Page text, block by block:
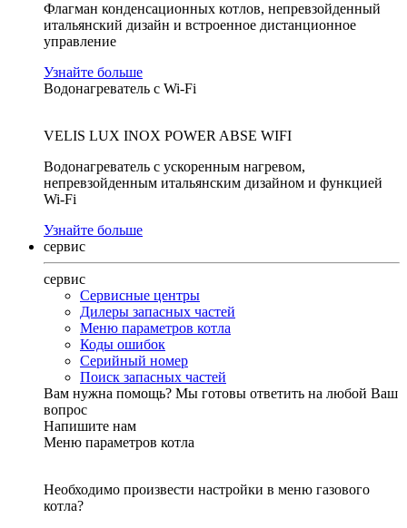
Флагман конденсационных котлов, непревзойденный
итальянский дизайн и встроенное дистанционное
управление
Узнайте больше
Водонагреватель с Wi-Fi
VELIS LUX INOX POWER ABSE WIFI
Водонагреватель с ускоренным нагревом,
непревзойденным итальянским дизайном и функцией
Wi-Fi
Узнайте больше
сервис
сервис
Сервисные центры
Дилеры запасных частей
Меню параметров котла
Коды ошибок
Серийный номер
Поиск запасных частей
Вам нужна помощь? Мы готовы ответить на любой Ваш
вопрос
Напишите нам
Меню параметров котла
Необходимо произвести настройки в меню газового
котла?